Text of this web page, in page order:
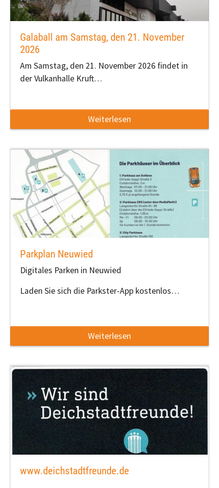
Galaball am Samstag, den 21. November
2026
Am Samstag, den 21. November 2026 findet in
der Vulkanhalle Kruft…
Weiterlesen
Parkplan Neuwied
Digitales Parken in Neuwied
Laden Sie sich die Parkster-App kostenlos…
Weiterlesen
www.deichstadtfreunde.de